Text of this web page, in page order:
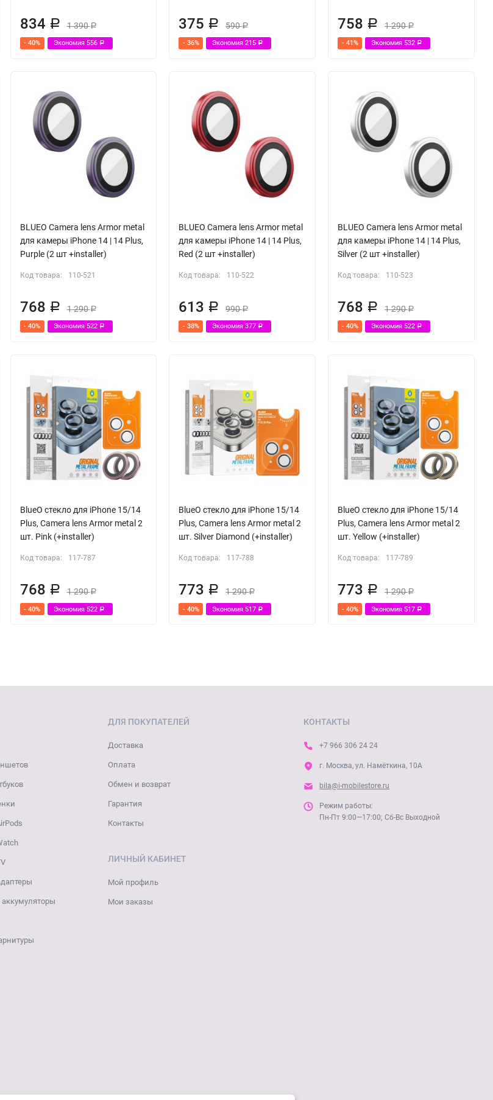
834 Р 1 390Р
- 40% Экономия 556 Р
375 Р 590Р
- 36% Экономия215Р
758 Р 1 290Р
- 41% Экономия 532Р
BLUEO Camera lens Armor metal
для камеры iPhone 14 | 14 Plus,
Purple (2 шт +installer)
Код товара: 110-521
768 Р 1 290Р
- 40% Экономия 522 Р
BLUEO Camera lens Armor metal
для камеры iPhone 14 | 14 Plus,
Red (2 шт +installer)
Код товара: 110-522
613 Р 990Р
- 38% Экономия377Р
BLUEO Camera lens Armor metal
для камеры iPhone 14 | 14 Plus,
Silver (2 шт +installer)
Код товара: 110-523
768 Р 1 290Р
- 40% Экономия 522Р
BlueO стекло для iPhone 15/14
Plus, Camera lens Armor metal 2
шт. Pink (+installer)
Код товара: 117-787
768 Р 1 290Р
- 40% Экономия 522 Р
BlueO стекло для iPhone 15/14
Plus, Camera lens Armor metal 2
шт. Silver Diamond (+installer)
Код товара: 117-788
773 Р 1 290Р
- 40% Экономия 517Р
BlueO стекло для iPhone 15/14
Plus, Camera lens Armor metal 2
шт. Yellow (+installer)
Код товара: 117-789
773 Р 1 290Р
- 40% Экономия 517Р
ДЛЯ ПОКУПАТЕЛЕЙ
Доставка
Оплата
Обмен и возврат
Гарантия
Контакты
ЛИЧНЫЙ КАБИНЕТ
Мой профиль
Мои заказы
КОНТАКТЫ
+7 966 306 24 24
г. Москва, ул. Намёткина, 10А
bila@i-mobilestore.ru
Режим работы:
Пн-Пт 9:00—17:00; Сб-Вс Выходной